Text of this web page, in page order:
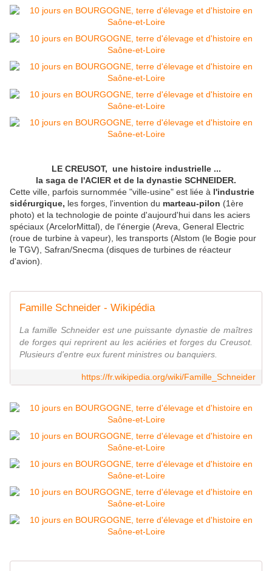
LE CREUSOT, une histoire industrielle ...
la saga de l'ACIER et de la dynastie SCHNEIDER.
Cette ville, parfois surnommée "ville-usine" est liée à l'industrie
sidérurgique, les forges, l'invention du marteau-pilon (1ère
photo) et la technologie de pointe d'aujourd'hui dans les aciers
spéciaux (ArcelorMittal), de l'énergie (Areva, General Electric
(roue de turbine à vapeur), les transports (Alstom (le Bogie pour
le TGV), Safran/Snecma (disques de turbines de réacteur
d'avion).
Famille Schneider - Wikipédia
La famille Schneider est une puissante dynastie de maîtres
de forges qui reprirent au les aciéries et forges du Creusot.
Plusieurs d'entre eux furent ministres ou banquiers.
https://fr.wikipedia.org/wiki/Famille_Schneider